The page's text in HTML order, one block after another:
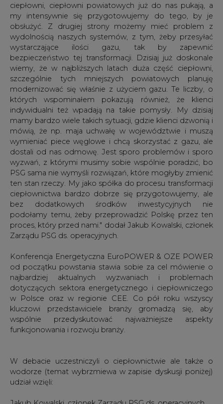
ciepłowni, ciepłowni powiatowych już do nas pukają, a
my intensywnie się przygotowujemy do tego, by je
obsłużyć. Z drugiej strony możemy mieć problem z
wydolnością naszych systemów, z tym, żeby przesyłać
wystarczające ilości gazu, tak by zapewnić
bezpieczeństwo tej transformacji. Dzisiaj już doskonale
wiemy, że w najbliższych latach duża część ciepłowni,
szczególnie tych mniejszych powiatowych planuję
modernizować się właśnie z użyciem gazu. Te liczby, o
których wspominałem pokazują również, że klienci
indywidualni też wpadają na takie pomysły. My dzisiaj
mamy bardzo wiele takich sytuacji, gdzie klienci dzwonią i
mówią, że np. maja uchwałę w województwie i muszą
wymieniać piece węglowe i chcą skorzystać z gazu, ale
dostali od nas odmowę. Jest sporo problemów i sporo
wyzwań, z którymi musimy sobie wspólnie poradzić, bo
PSG sama nie wymyśli rozwiązań, które mogłyby zmienić
ten stan rzeczy. My jako spółka do procesu transformacji
ciepłownictwa bardzo dobrze się przygotowujemy, ale
bez dodatkowych środków inwestycyjnych nie
podołamy temu, żeby przeprowadzić Polskę przez ten
proces, który przed nami." dodał Jakub Kowalski, członek
Zarządu PSG ds. operacyjnych.
Konferencja Energetyczna EuroPOWER & OZE POWER
od początku powstania stawia sobie za cel mówienie o
najbardziej aktualnych wyzwaniach i problemach
dotyczących sektora energetycznego i ciepłowniczego
w Polsce oraz w regionie CEE. Co pół roku wszyscy
kluczowi przedstawiciele branży gromadzą się, aby
wspólnie przedyskutować najważniejsze aspekty
funkcjonowania i rozwoju branży.
W debacie uczestniczyli o ciepłownictwie ale także o
wodorze (temat wybrzmiewa w zapisie dyskusji poniżej)
udział wzięli: